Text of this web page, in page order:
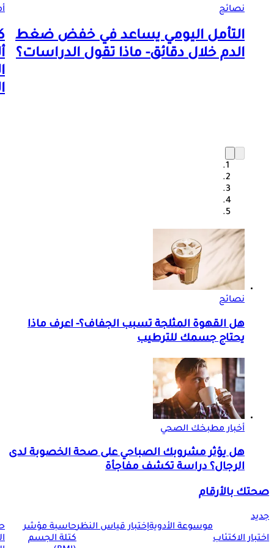
نصائح
التأمل اليومي يساعد في خفض ضغط
الدم خلال دقائق- ماذا تقول الدراسات؟
نصائح
هل القهوة المثلجة تسبب الجفاف؟- اعرف ماذا
يحتاج جسمك للترطيب
أخبار مطبخك الصحي
هل يؤثر مشروبك الصباحي على صحة الخصوبة لدى
الرجال؟ دراسة تكشف مفاجأة
صحتك بالأرقام
جديد
اختبار الاكتئاب
موسوعة الأدويةإختبار قياس النظرحاسبة مؤشر
كتلة الجسم